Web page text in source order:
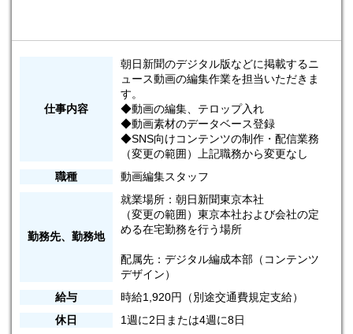
仕事内容
朝日新聞のデジタル版などに掲載するニ
ュース動画の編集作業を担当いただきま
す。
◆動画の編集、テロップ入れ
◆動画素材のデータベース登録
◆SNS向けコンテンツの制作・配信業務
（変更の範囲）上記職務から変更なし
職種
動画編集スタッフ
勤務先、勤務地
就業場所：朝日新聞東京本社
（変更の範囲）東京本社および会社の定
める在宅勤務を行う場所
配属先：デジタル編成本部（コンテンツ
デザイン）
給与
時給1,920円（別途交通費規定支給）
休日
1週に2日または4週に8日